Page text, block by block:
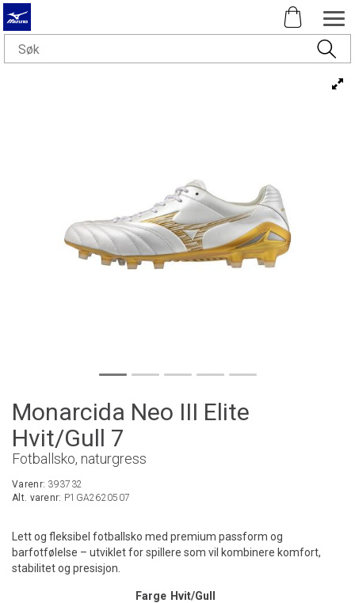
Monarcida Neo III Elite
Hvit/Gull 7
Fotballsko, naturgress
Varenr: 393732
Alt. varenr: P1GA2620507
Lett og fleksibel fotballsko med premium passform og
barfotfølelse – utviklet for spillere som vil kombinere komfort,
stabilitet og presisjon.
Farge Hvit/Gull